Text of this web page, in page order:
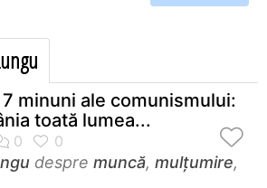
minuni ale comunismului:
toată lumea...
despre muncă, mulțumire,